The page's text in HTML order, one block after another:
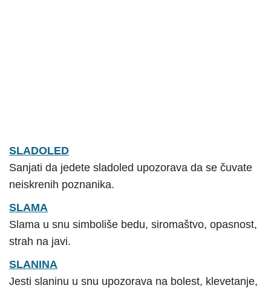
SLADOLED
Sanjati da jedete sladoled upozorava da se čuvate
neiskrenih poznanika.
SLAMA
Slama u snu simboliše bedu, siromaštvo, opasnost,
strah na javi.
SLANINA
Jesti slaninu u snu upozorava na bolest, klevetanje,